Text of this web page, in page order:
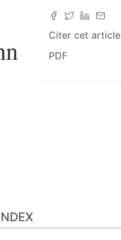
Citer cet article
PDF